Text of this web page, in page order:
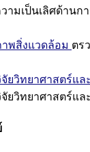
ามเป็นเลิศด้านก
พสิ่งแวดล้อม ตร
ยวิทยาศาสตร์แล
ยวิทยาศาสตร์แล